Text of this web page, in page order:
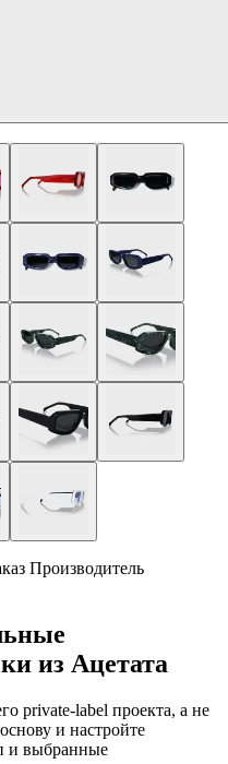
Производитель
из Ацетата
private-label проекта, а не
и настройте
и выбранные